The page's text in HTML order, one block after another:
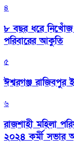
৪
৮ বছর ধরে নিখোঁজ
পরিবারের আকুতি
৫
ঈশ্বরগঞ্জ রাজিবপুর
৬
রাজশাহী মহিলা
২০২৪ কর্মী